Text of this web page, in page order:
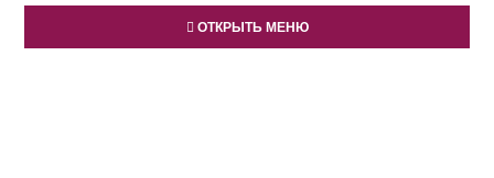
ОТКРЫТЬ МЕНЮ